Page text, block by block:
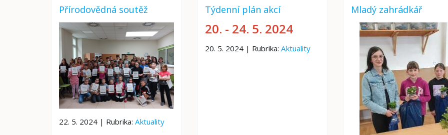
Přírodovědná soutěž
22. 5. 2024 | Rubrika: Aktuality
Týdenní plán akcí
20. - 24. 5. 2024
20. 5. 2024 | Rubrika:Aktuality
Mladý zahrádkář